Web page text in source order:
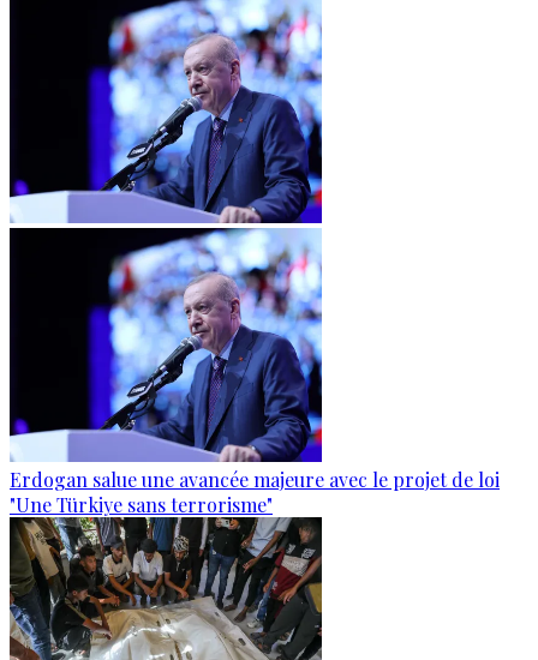
Erdogan salue une avancée majeure avec le projet de loi
"Une Türkiye sans terrorisme"